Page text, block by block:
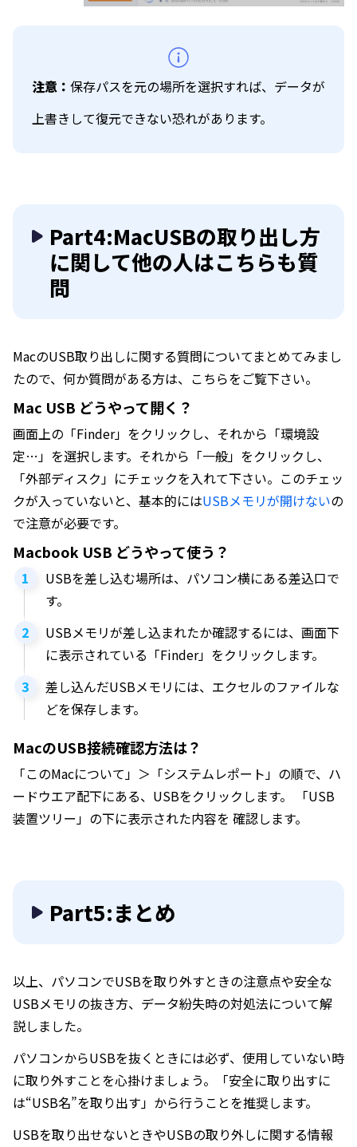
注意： 保存パスを元の場所を選択すれば、データが
上書きして復元できない恐れがあります。
Part4:MacUSBの取り出し方
に関して他の人はこちらも質
問
MacのUSB取り出しに関する質問についてまとめてみまし
たので、何か質問がある方は、こちらをご覧下さい。
Mac USB どうやって開く？
画面上の「Finder」をクリックし、それから「環境設
定…」を選択します。それから「一般」をクリックし、
「外部ディスク」にチェックを入れて下さい。このチェッ
クが入っていないと、基本的にはUSBメモリが開けないの
で注意が必要です。
Macbook USB どうやって使う？
USBを差し込む場所は、パソコン横にある差込口で
す。
USBメモリが差し込まれたか確認するには、画面下
に表示されている「Finder」をクリックします。
差し込んだUSBメモリには、エクセルのファイルな
どを保存します。
MacのUSB接続確認方法は？
「このMacについて」＞「システムレポート」の順で、ハ
ードウエア配下にある、USBをクリックします。 「USB
装置ツリー」の下に表示された内容を 確認します。
Part5:まとめ
以上、パソコンでUSBを取り外すときの注意点や安全な
USBメモリの抜き方、データ紛失時の対処法について解
説しました。
パソコンからUSBを抜くときには必ず、使用していない時
に取り外すことを心掛けましょう。「安全に取り出すに
は“USB名”を取り出す」から行うことを推奨します。
USBを取り出せないときやUSBの取り外しに関する情報